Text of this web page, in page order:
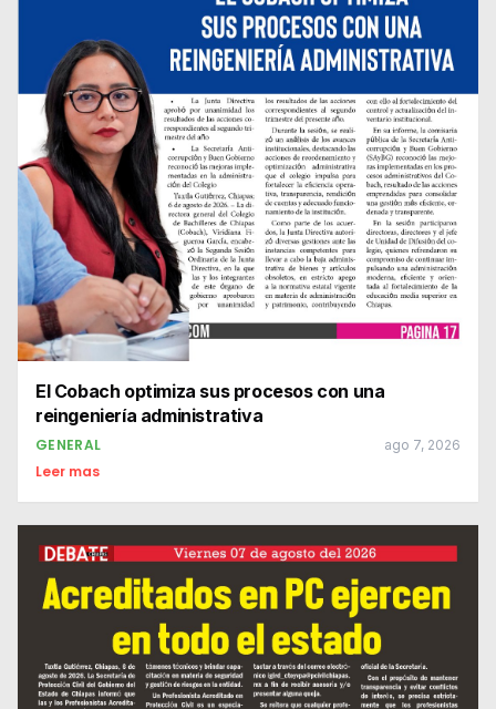
El Cobach optimiza sus procesos con una
reingeniería administrativa
GENERAL ago 7, 2026
Leer mas